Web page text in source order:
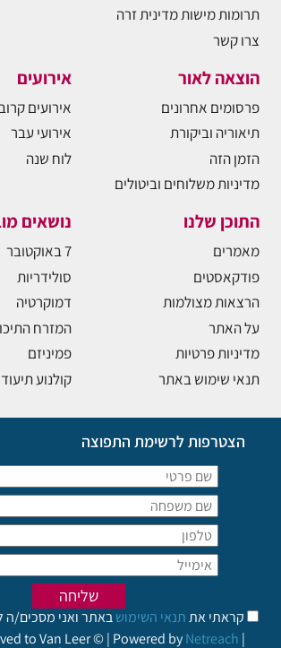
תרומות מישות מדינית זרה
צרו קשר
הוצאה לאור
פרסומים אחרונים
תיאוריה וביקורת
הזמן הזה
מדיניות משלוחים וביטולים
אירועים
אירועים
אירועי עבר
לוח שנה
התוכן שלנו
מאמרים
פודקאסטים
הרצאות מצולמות
על האתר
מדיניות פרטיות
תנאי שימוש באתר
נושאים
7 באוקטובר
סולידריות
דמוקרטיה
המזרח
פמיניזם
קולנוע
הצטרפות לרשימת התפוצה
קראתי אתתנאי השימושבאתר ואני מסכים/ה
to Van Leer © | Powered byNetreach |